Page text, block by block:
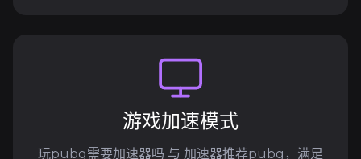
游戏加速模式
玩pubg需要加速器吗 与 加速器推荐pubg，满足